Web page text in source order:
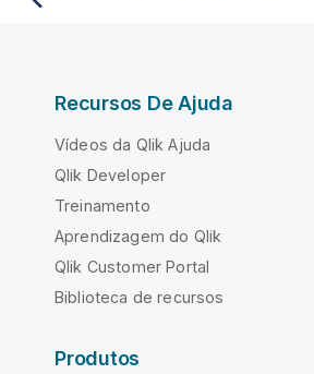
Recursos De Ajuda
Vídeos da Qlik Ajuda
Qlik Developer
Treinamento
Aprendizagem do Qlik
Qlik Customer Portal
Biblioteca de recursos
Produtos